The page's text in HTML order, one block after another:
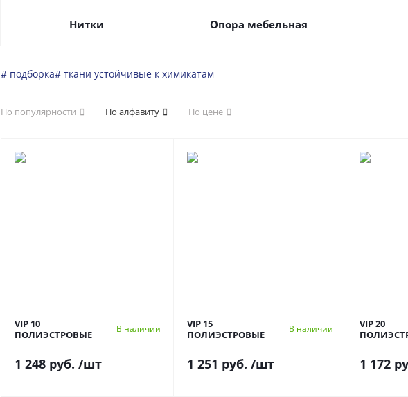
Нитки Опора мебельная
# подборка# ткани устойчивые к химикатам
По популярности По алфавиту По цене
VIP 10
ПОЛИЭСТРОВЫЕ
В наличии
1 248 руб. /шт
VIP 15
ПОЛИЭСТРОВЫЕ
В наличии
1 251 руб. /шт
VIP 20
1 172